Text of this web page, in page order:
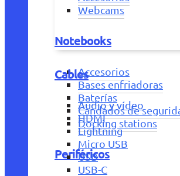
Webcams
Notebooks
Accesorios
Bases enfriadoras
Baterías
Candados de
Docking stations
Periféricos
Cables
Audio y vídeo
HDMI
Lightning
Micro USB
USB
USB-C